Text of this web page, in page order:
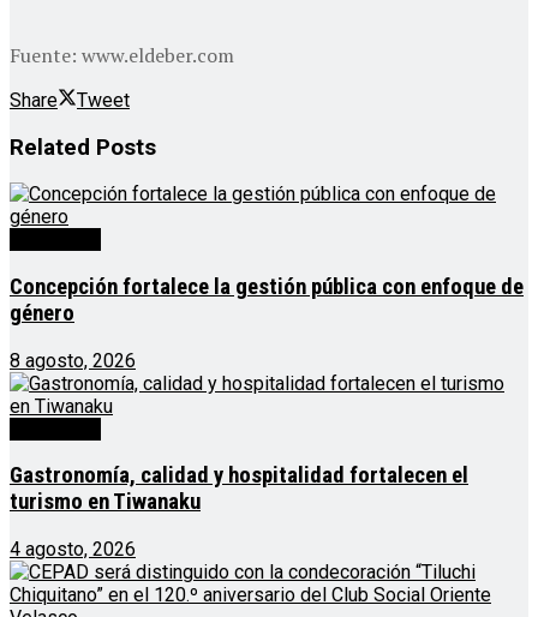
Fuente: www.eldeber.com
Share Tweet
Related Posts
Concepción fortalece la gestión pública con enfoque de
género
8 agosto, 2026
Gastronomía, calidad y hospitalidad fortalecen el
turismo en Tiwanaku
4 agosto, 2026